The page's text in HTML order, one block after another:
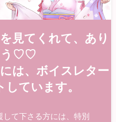
見てくれて、あり
う♡♡
は、ボイスレター
ています。
て下さる方には、特別